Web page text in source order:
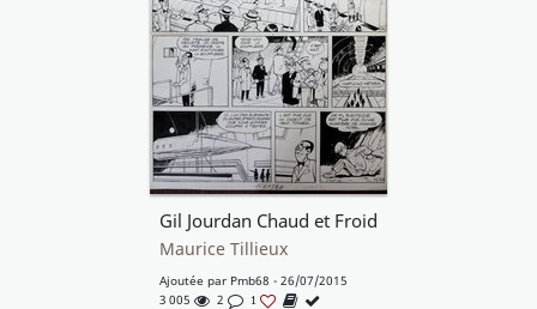
Gil Jourdan Chaud et Froid
Maurice Tillieux
Ajoutée par Pmb68 - 26/07/2015
3 005
2 1